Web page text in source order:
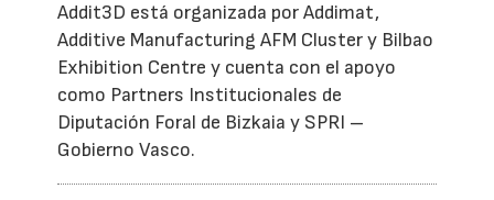
Addit3D está organizada por Addimat,
Additive Manufacturing AFM Cluster y Bilbao
Exhibition Centre y cuenta con el apoyo
como Partners Institucionales de
Diputación Foral de Bizkaia y SPRI –
Gobierno Vasco.